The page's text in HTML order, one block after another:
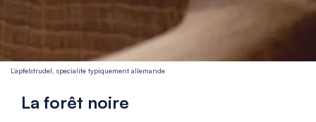
L’apfelstrudel, spécialité typiquement allemande
La forêt noire